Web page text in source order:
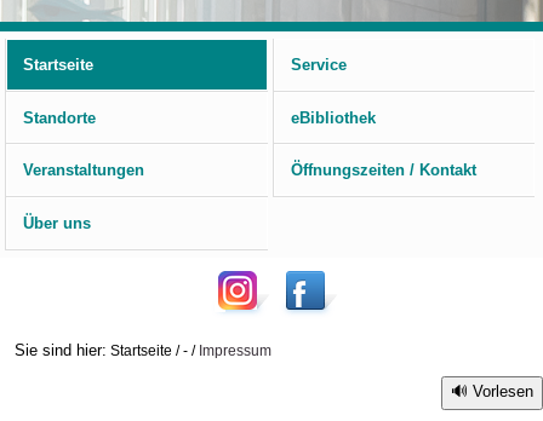
Startseite
Service
Standorte eBibliothek
Veranstaltungen Öffnungszeiten / Kontakt
Über uns
Sie sind hier: Startseite /- / Impressum
Vorlesen